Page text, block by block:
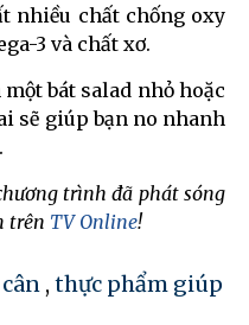
nhiều chất chống oxy
3 và chất xơ.
bát salad nhỏ hoặc
sẽ giúp bạn no nhanh
trình đã phát sóng
trên TV Online!
, thực phẩm giúp